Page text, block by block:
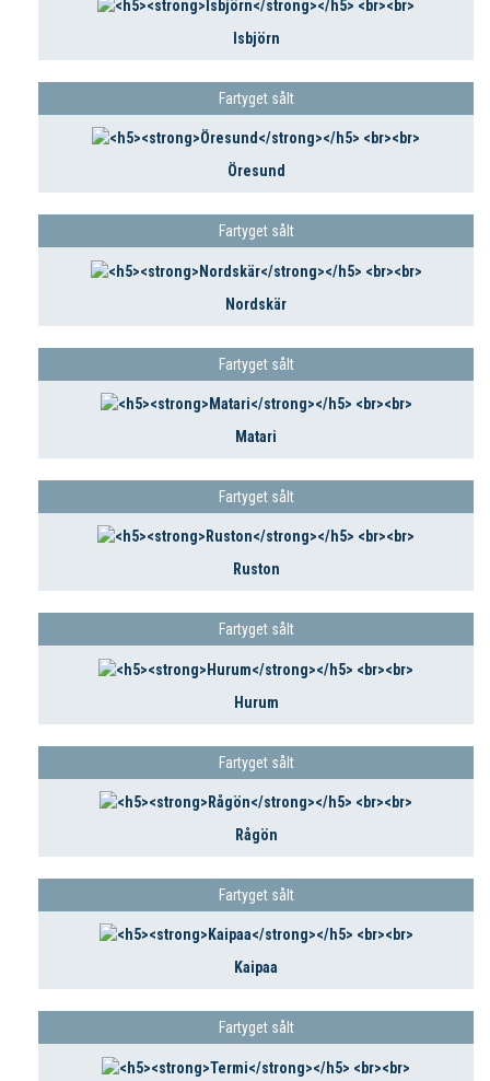
Isbjörn
Fartyget sålt
Öresund
Fartyget sålt
Nordskär
Fartyget sålt
Matari
Fartyget sålt
Ruston
Fartyget sålt
Hurum
Fartyget sålt
Rågön
Fartyget sålt
Kaipaa
Fartyget sålt